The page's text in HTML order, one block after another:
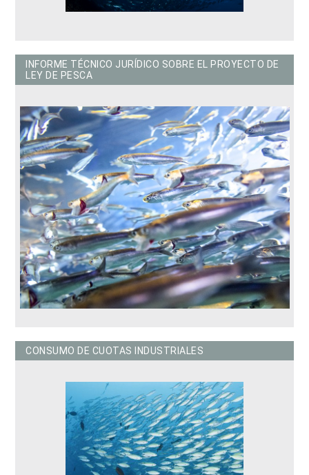
INFORME TÉCNICO JURÍDICO SOBRE EL PROYECTO DE
LEY DE PESCA
CONSUMO DE CUOTAS INDUSTRIALES